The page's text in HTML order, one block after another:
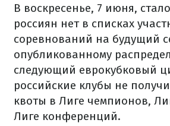
В воскресенье, 7 июня,
россиян нет в списках
соревнований на будущий
опубликованному
следующий еврокубковый
российские клубы не
квоты в Лиге чемпионов,
Лиге конференций.